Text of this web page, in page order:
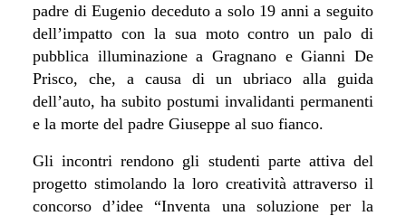
padre di Eugenio deceduto a solo 19 anni a seguito
dell’impatto con la sua moto contro un palo di
pubblica illuminazione a Gragnano e Gianni De
Prisco, che, a causa di un ubriaco alla guida
dell’auto, ha subito postumi invalidanti permanenti
e la morte del padre Giuseppe al suo fianco.
Gli incontri rendono gli studenti parte attiva del
progetto stimolando la loro creatività attraverso il
concorso d’idee “Inventa una soluzione per la